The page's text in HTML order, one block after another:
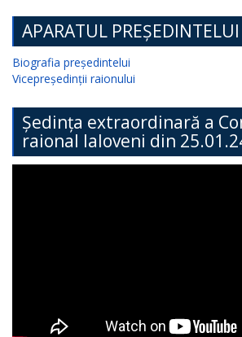
APARATUL PREȘEDINTELUI
Biografia președintelui
Vicepreședinții raionului
Ședința extraordinară a
raional Ialoveni din